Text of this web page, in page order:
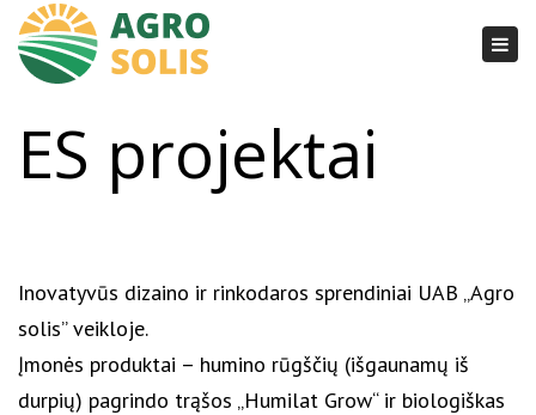
ES projektai
Inovatyvūs dizaino ir rinkodaros sprendiniai UAB „Agro
solis” veikloje.
Įmonės produktai – humino rūgščių (išgaunamų iš
durpių) pagrindo trąšos „Humilat Grow“ ir biologiškas